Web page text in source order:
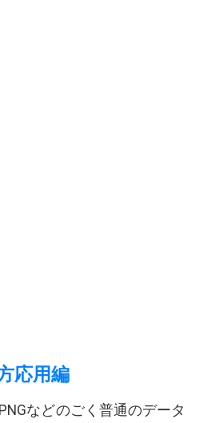
応用編
などのごく普通のデータ